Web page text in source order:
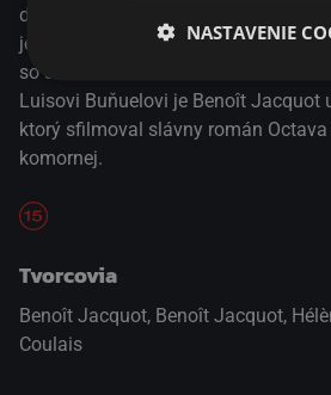
domu, ktorá vládne v domácnosti
je ale fascinovaná Josephom ―
so sklonmi k antisemitizmu. Po
Luisovi Buňuelovi je Benoît Jacquot
ktorý sfilmoval slávny román
komornej.
Tvorcovia
Benoît Jacquot, Benoît Jacquot,
Coulais
NASTAVENIE